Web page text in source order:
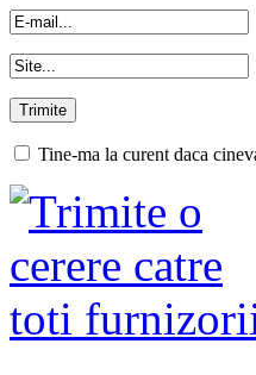
Tine-ma la curent daca